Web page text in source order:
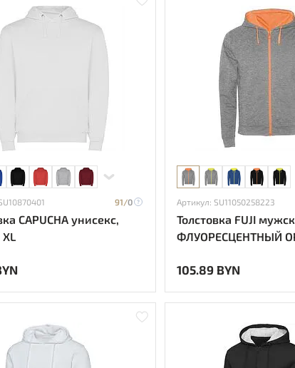
91/0
CAPUCHA унисекс,
Артикул: SU11050258223
Толстовка FUJI
ФЛУОРЕСЦЕНТНЫЙ
105.89 BYN